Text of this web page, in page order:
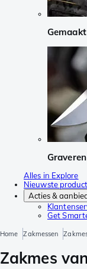
Graveren
Alles in Explore
Nieuwste
Acties &
Get
Home Zakmessen
Zakmes